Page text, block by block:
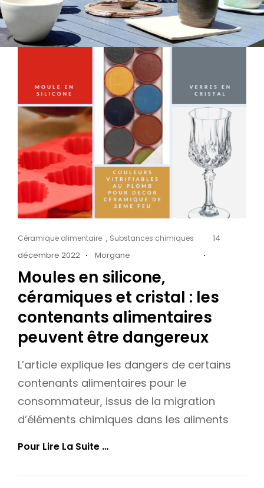
Cat
Céramique alimentaire , Substances chimiques
Posted
14
décembre 2022
Morgane
Moules en silicone,
céramiques et cristal : les
contenants alimentaires
peuvent être dangereux
L’article explique les dangers de certains
contenants alimentaires pour le
consommateur, issus de la migration
d’éléments chimiques dans les aliments
Pour Lire La Suite …Moules